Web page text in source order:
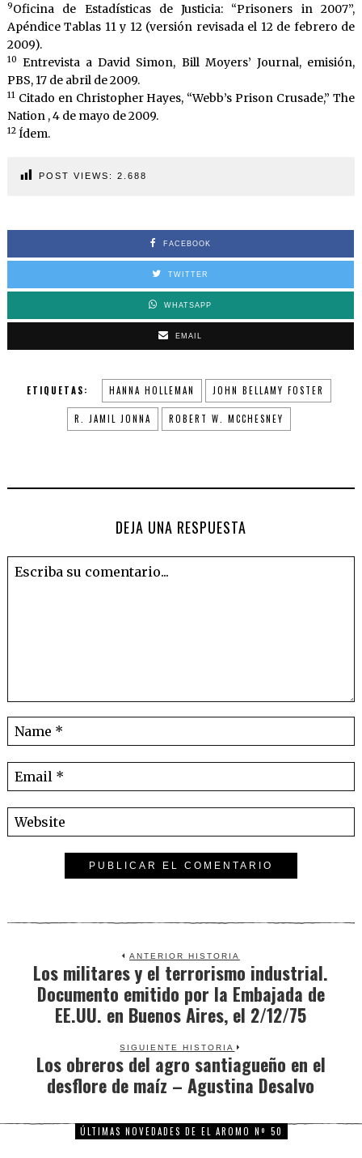
9Oficina de Estadísticas de Justicia: “Prisoners in 2007”,
Apéndice Tablas 11 y 12 (versión revisada el 12 de febrero de
2009).
10
Entrevista a David Simon, Bill Moyers’ Journal, emisión,
PBS, 17 de abril de 2009.
11Citado en Christopher Hayes, “Webb’s Prison Crusade,” The
Nation , 4 de mayo de 2009.
12Ídem.
POST VIEWS: 2.688
FACEBOOK
TWITTER
WHATSAPP
EMAIL
ETIQUETAS: HANNA HOLLEMAN JOHN BELLAMY FOSTER
R. JAMIL JONNA ROBERT W. MCCHESNEY
DEJA UNA RESPUESTA
ANTERIOR HISTORIA
Previous
post:
Los militares y el terrorismo industrial.
Documento emitido por la Embajada de
EE.UU. en Buenos Aires, el 2/12/75
SIGUIENTE HISTORIA
Next
post:
Los obreros del agro santiagueño en el
desflore de maíz – Agustina Desalvo
ÚLTIMAS NOVEDADES DE EL AROMO Nº 50